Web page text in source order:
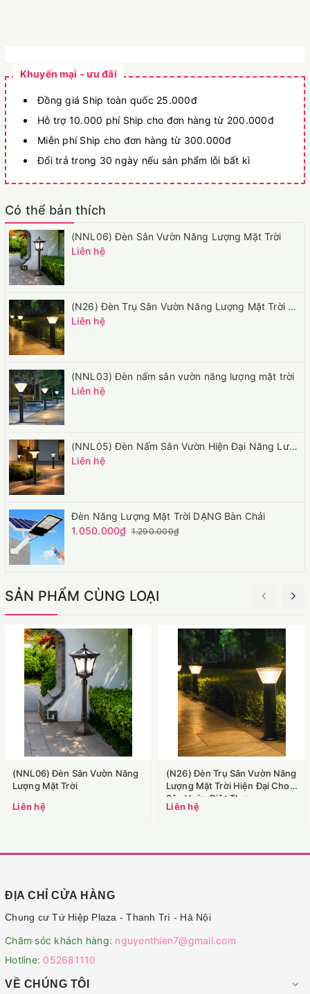
Khuyến mại - ưu đãi
Đồng giá Ship toàn quốc 25.000đ
Hỗ trợ 10.000 phí Ship cho đơn hàng từ 200.000đ
Miễn phí Ship cho đơn hàng từ 300.000đ
Đổi trả trong 30 ngày nếu sản phẩm lỗi bất kì
Có thể bản thích
(NNL06) Đèn Sân Vườn Năng Lượng Mặt Trời
Liên hệ
(N26) Đèn Trụ Sân Vườn Năng Lượng Mặt Trời Hiện Đại Cho Sân Vườn Biệt Thự
Liên hệ
(NNL03) Đèn nấm sân vườn năng lượng mặt trời
Liên hệ
(NNL05) Đèn Nấm Sân Vườn Hiện Đại Năng Lượng Mặt Trời
Liên hệ
Đèn Năng Lượng Mặt Trời DẠNG Bàn Chải
1.050.000₫ 1.290.000₫
SẢN PHẨM CÙNG LOẠI
(NNL06) Đèn Sân Vườn Năng
Lượng Mặt Trời
Liên hệ
(N26) Đèn Trụ Sân Vườn Năng
Lượng Mặt Trời Hiện Đại Cho
Sân Vườn Biệt Thự
Liên hệ
ĐỊA CHỈ CỬA HÀNG
Chung cư Tứ Hiệp Plaza - Thanh Trì - Hà Nội
Chăm sóc khách hàng: nguyenthien7@gmail.com
Hotline: 052681110
VỀ CHÚNG TÔI